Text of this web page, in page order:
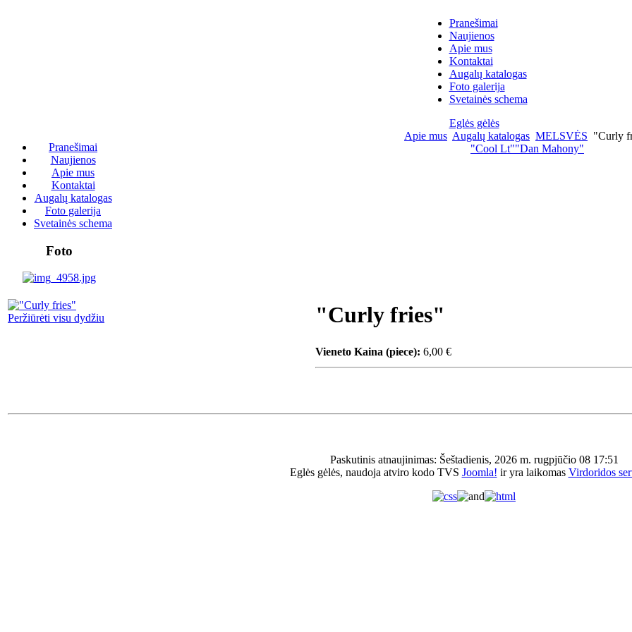
Pranešimai
Naujienos
Apie mus
Kontaktai
Augalų katalogas
Foto galerija
Svetainės schema
Eglės gėlės
Pranešimai
Naujienos
Apie mus
Kontaktai
Augalų katalogas
Foto galerija
Svetainės schema
Foto
Apie mus Augalų katalogas MELSVĖS "Curly
"Cool Lt""Dan Mahony"
Peržiūrėti visu dydžiu "Curly fries"
Vieneto Kaina (piece): 6,00 €
Paskutinis atnaujinimas: Šeštadienis, 2026 m. rugpjūčio 08 17:51
Eglės gėlės, naudoja atviro kodo TVS Joomla! ir yra laikomas Virdoridos